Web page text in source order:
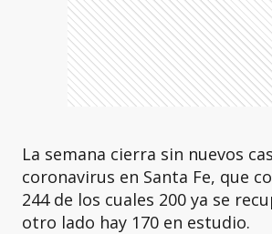
La semana cierra sin nuevos
coronavirus en Santa Fe, que
244 de los cuales 200 ya se
otro lado hay 170 en estudio.